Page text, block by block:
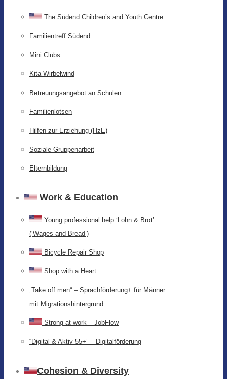
The Südend Children’s and Youth Centre
Familientreff Südend
Mini Clubs
Kita Wirbelwind
Betreuungsangebot an Schulen
Familienlotsen
Hilfen zur Erziehung (HzE)
Soziale Gruppenarbeit
Elternbildung
Work & Education
Young professional help ‘Lohn & Brot’
(‘Wages and Bread’)
Bicycle Repair Shop
Shop with a Heart
„Take off men“ – Sprachförderung+ für Männer
mit Migrationshintergrund
Strong at work – JobFlow
“Digital & Aktiv 55+” – Digitalförderung
Cohesion & Diversity